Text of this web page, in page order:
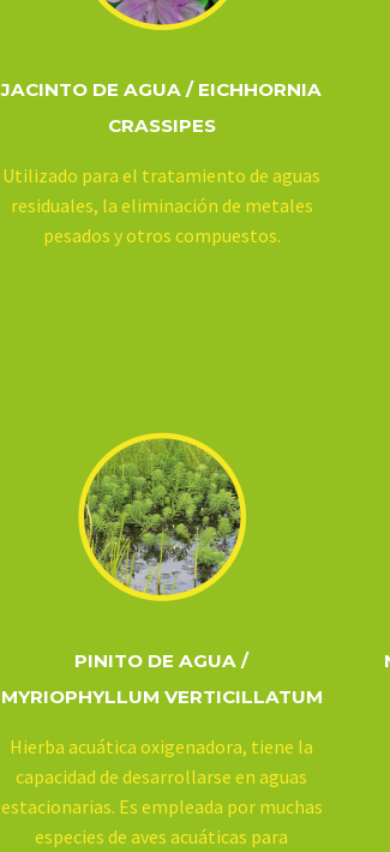
JACINTO DE AGUA / EICHHORNIA
CRASSIPES
Utilizado para el tratamiento de aguas
residuales, la eliminación de metales
pesados y otros compuestos.
PINITO DE AGUA /
MYRIOPHYLLUM VERTICILLATUM
Hierba acuática oxigenadora, tiene la
capacidad de desarrollarse en aguas
estacionarias. Es empleada por muchas
especies de aves acuáticas para